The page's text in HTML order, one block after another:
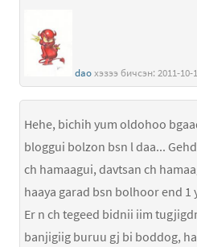
dao
Hehe, bichih yum oldohoo
bloggui bolzon bsn l daa...
ch hamaagui, davtsan ch
haaya garad bsn bolhoor end 1
Er n ch tegeed bidnii iim
banjigiig buruu gj bi boddog,